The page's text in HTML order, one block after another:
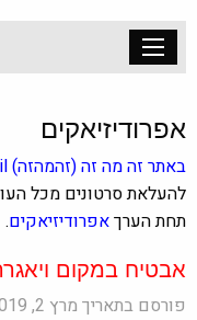
אפרודיזיאקים
באתרזה מה זה(זהמהזה)
להעלאת סרטונים מכל
תחת הערךאפרודיזיאקים.
אבטיח במקום ויאגרה
פורסם בתאריך מרץ 2, 2019 ע"י